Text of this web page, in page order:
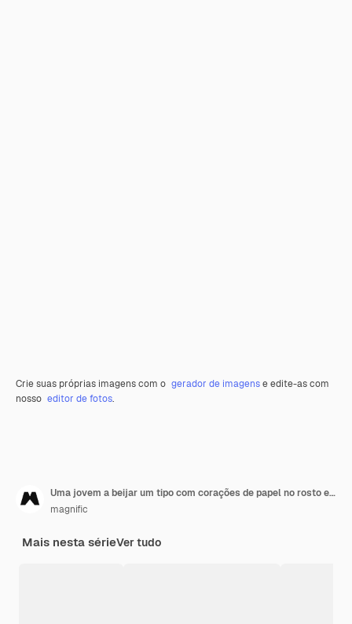
Crie suas próprias imagens com o gerador de imagense edite-as com
nosso editor de fotos.
Uma jovem a beijar um tipo com corações de papel no rosto e um sinal de amor.
magnific
Mais nesta sérieVer tudo